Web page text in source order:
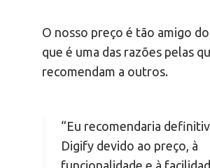
O nosso preço é tão amigo
que é uma das razões pelas
recomendam a outros.
“Eu recomendaria
Digify devido ao preço, à